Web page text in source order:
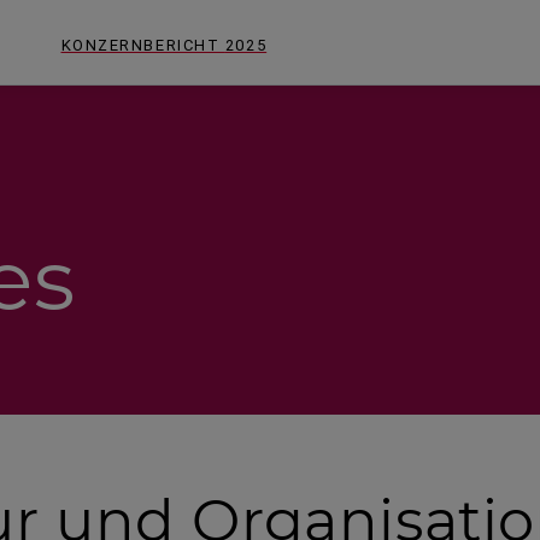
KONZERNBERICHT 2025
und